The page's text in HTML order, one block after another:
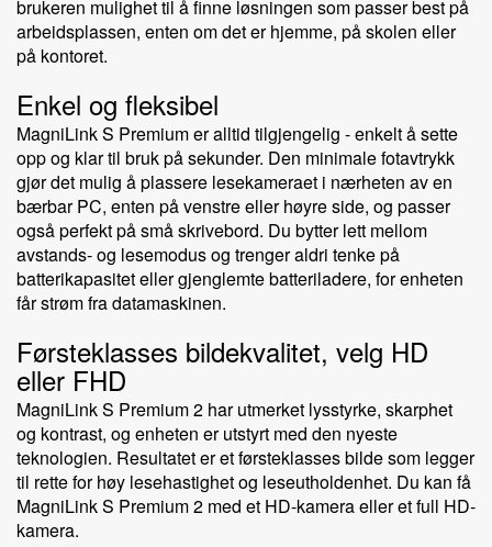
brukeren mulighet til å finne løsningen som passer best på
arbeidsplassen, enten om det er hjemme, på skolen eller
på kontoret.
Enkel og fleksibel
MagniLink S Premium er alltid tilgjengelig - enkelt å sette
opp og klar til bruk på sekunder. Den minimale fotavtrykk
gjør det mulig å plassere lesekameraet i nærheten av en
bærbar PC, enten på venstre eller høyre side, og passer
også perfekt på små skrivebord. Du bytter lett mellom
avstands- og lesemodus og trenger aldri tenke på
batterikapasitet eller gjenglemte batteriladere, for enheten
får strøm fra datamaskinen.
Førsteklasses bildekvalitet, velg HD
eller FHD
MagniLink S Premium 2 har utmerket lysstyrke, skarphet
og kontrast, og enheten er utstyrt med den nyeste
teknologien. Resultatet er et førsteklasses bilde som legger
til rette for høy lesehastighet og leseutholdenhet. Du kan få
MagniLink S Premium 2 med et HD-kamera eller et full HD-
kamera.